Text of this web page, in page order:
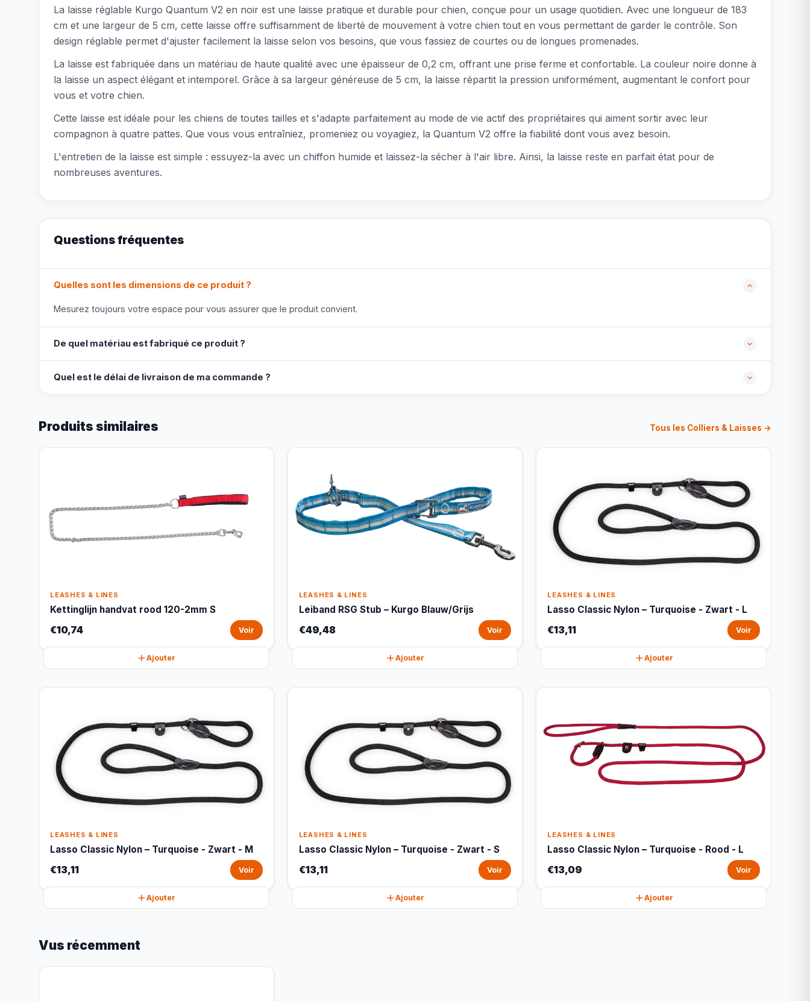
La laisse réglable Kurgo Quantum V2 en noir est une laisse pratique et durable pour chien, conçue pour un usage quotidien. Avec une longueur de 183
cm et une largeur de 5 cm, cette laisse offre suffisamment de liberté de mouvement à votre chien tout en vous permettant de garder le contrôle. Son
design réglable permet d'ajuster facilement la laisse selon vos besoins, que vous fassiez de courtes ou de longues promenades.
La laisse est fabriquée dans un matériau de haute qualité avec une épaisseur de 0,2 cm, offrant une prise ferme et confortable. La couleur noire donne à
la laisse un aspect élégant et intemporel. Grâce à sa largeur généreuse de 5 cm, la laisse répartit la pression uniformément, augmentant le confort pour
vous et votre chien.
Cette laisse est idéale pour les chiens de toutes tailles et s'adapte parfaitement au mode de vie actif des propriétaires qui aiment sortir avec leur
compagnon à quatre pattes. Que vous vous entraîniez, promeniez ou voyagiez, la Quantum V2 offre la fiabilité dont vous avez besoin.
L'entretien de la laisse est simple : essuyez-la avec un chiffon humide et laissez-la sécher à l'air libre. Ainsi, la laisse reste en parfait état pour de
nombreuses aventures.
Questions fréquentes
Quelles sont les dimensions de ce produit ?
Mesurez toujours votre espace pour vous assurer que le produit convient.
De quel matériau est fabriqué ce produit ?
Quel est le délai de livraison de ma commande ?
Produits similaires Tous les Colliers & Laisses →
LEASHES & LINES
Kettinglijn handvat rood 120-2mm S
€10,74 Voir
Ajouter
LEASHES & LINES
Leiband RSG Stub – Kurgo Blauw/Grijs
€49,48 Voir
Ajouter
LEASHES & LINES
Lasso Classic Nylon – Turquoise - Zwart - L
€13,11 Voir
Ajouter
LEASHES & LINES
Lasso Classic Nylon – Turquoise - Zwart - M
€13,11 Voir
Ajouter
LEASHES & LINES
Lasso Classic Nylon – Turquoise - Zwart - S
€13,11 Voir
Ajouter
LEASHES & LINES
Lasso Classic Nylon – Turquoise - Rood - L
€13,09 Voir
Ajouter
Vus récemment